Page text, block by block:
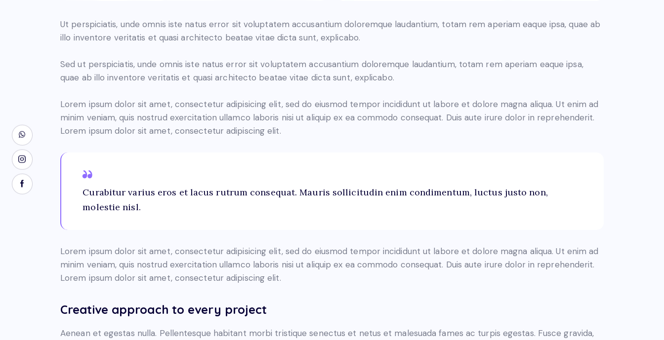
Ut perspiciatis, unde omnis iste natus error sit voluptatem accusantium doloremque laudantium, totam rem aperiam eaque ipsa, quae ab
illo inventore veritatis et quasi architecto beatae vitae dicta sunt, explicabo.
Sed ut perspiciatis, unde omnis iste natus error sit voluptatem accusantium doloremque laudantium, totam rem aperiam eaque ipsa,
quae ab illo inventore veritatis et quasi architecto beatae vitae dicta sunt, explicabo.
Lorem ipsum dolor sit amet, consectetur adipisicing elit, sed do eiusmod tempor incididunt ut labore et dolore magna aliqua. Ut enim ad
minim veniam, quis nostrud exercitation ullamco laboris nisi ut aliquip ex ea commodo consequat. Duis aute irure dolor in reprehenderit.
Lorem ipsum dolor sit amet, consectetur adipiscing elit.
Curabitur varius eros et lacus rutrum consequat. Mauris sollicitudin enim condimentum, luctus justo non,
molestie nisl.
Lorem ipsum dolor sit amet, consectetur adipisicing elit, sed do eiusmod tempor incididunt ut labore et dolore magna aliqua. Ut enim ad
minim veniam, quis nostrud exercitation ullamco laboris nisi ut aliquip ex ea commodo consequat. Duis aute irure dolor in reprehenderit.
Lorem ipsum dolor sit amet, consectetur adipiscing elit.
Creative approach to every project
Aenean et egestas nulla. Pellentesque habitant morbi tristique senectus et netus et malesuada fames ac turpis egestas. Fusce gravida,